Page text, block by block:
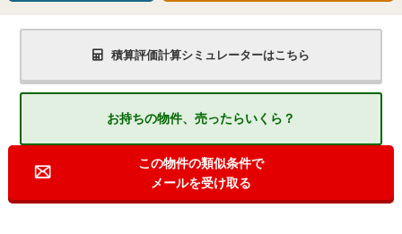
積算評価計算シミュレーターはこちら
お持ちの物件、売ったらいくら？
この物件の類似条件で
メールを受け取る